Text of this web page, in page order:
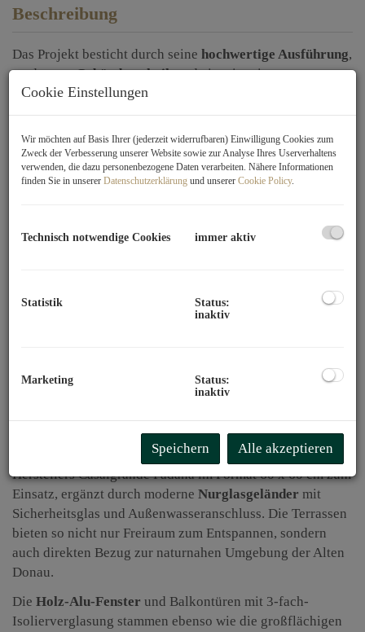
Beschreibung
Das Projekt besticht durch seine hochwertige Ausführung,
modernsteGebäudetechnikund ein stimmiges
Gesamtkonzept, dasFunktionalität
harmonisch vereint. Errichtet in moderner
Niedrigenergiebauweise
, steht die Liegenschaft für
zukunftsorientiertes Wohnen mit besonderem Augenmerk
aufEnergieeffizienzund Wohnqualität. Besonders
attraktiv ist die Lage in unmittelbarer Nähe zur
Alten
Wasser
vermittelt und vielfältige Freizeit- und
sorgt gemeinsam mit der einzeln regulierbaren
in allen Räumen und einer individuell
Ansprüche an Stil und Qualität.Edle Echtholz-
eines österreichischen Qualitätsherstellers
Atmosphäre. Auf allen Terrassen und Loggien kommen
Feinsteinzeug-Platten
des italienischen
Herstellers Casalgrande Padana im Format 60 x 60 cm zum
Einsatz, ergänzt durch moderne Nurglasgeländer mit
Sicherheitsglas und Außenwasseranschluss. Die Terrassen
bieten so nicht nur Freiraum zum Entspannen, sondern
auch direkten Bezug zur naturnahen Umgebung der Alten
Donau.
Die Holz-Alu-Fenster und Balkontüren mit 3-fach-
Isolierverglasung stammen ebenso wie die großflächigen
Cookie Einstellungen
Wir möchten auf Basis Ihrer (jederzeit widerrufbaren) Einwilligung Cookies zum
Zweck der Verbesserung unserer Website sowie zur Analyse Ihres Userverhaltens
verwenden, die dazu personenbezogene Daten verarbeiten. Nähere Informationen
finden Sie in unserer Datenschutzerklärung und unserer Cookie Policy.
Technisch notwendige Cookies immer aktiv
Statistik
Status:
inaktiv
Marketing
Status:
inaktiv
Speichern Alle akzeptieren